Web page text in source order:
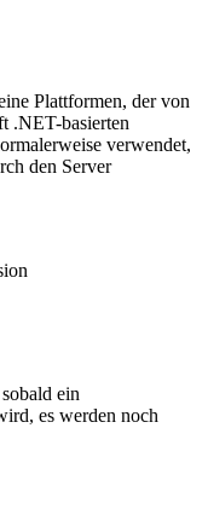
Plattformen, der von
.NET-basierten
verwendet,
den Server
ein
es werden noch